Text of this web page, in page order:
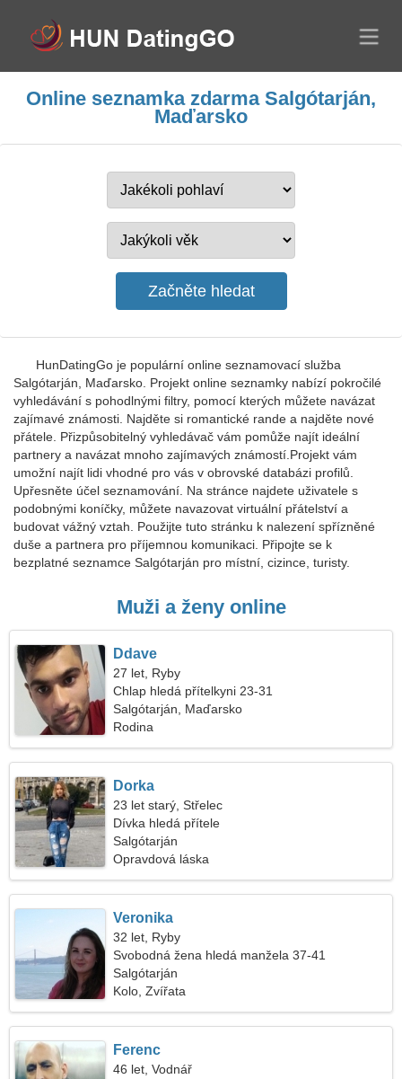
Online seznamka zdarma Salgótarján,
Maďarsko
HunDatingGo je populární online seznamovací služba
Salgótarján, Maďarsko. Projekt online seznamky nabízí pokročilé
vyhledávání s pohodlnými filtry, pomocí kterých můžete navázat
zajímavé známosti. Najděte si romantické rande a najděte nové
přátele. Přizpůsobitelný vyhledávač vám pomůže najít ideální
partnery a navázat mnoho zajímavých známostí.Projekt vám
umožní najít lidi vhodné pro vás v obrovské databázi profilů.
Upřesněte účel seznamování. Na stránce najdete uživatele s
podobnými koníčky, můžete navazovat virtuální přátelství a
budovat vážný vztah. Použijte tuto stránku k nalezení spřízněné
duše a partnera pro příjemnou komunikaci. Připojte se k
bezplatné seznamce Salgótarján pro místní, cizince, turisty.
Muži a ženy online
Ddave
27 let, Ryby
Chlap hledá přítelkyni 23-31
Salgótarján, Maďarsko
Rodina
Dorka
23 let starý, Střelec
Dívka hledá přítele
Salgótarján
Opravdová láska
Veronika
32 let, Ryby
Svobodná žena hledá manžela 37-41
Salgótarján
Kolo, Zvířata
Ferenc
46 let, Vodnář